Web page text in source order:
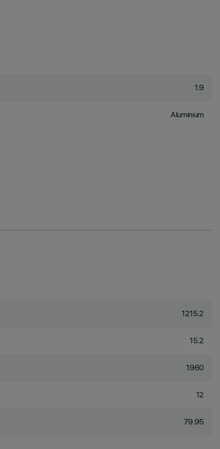
1.9
Aluminium
1215.2
15.2
1960
12
79.95